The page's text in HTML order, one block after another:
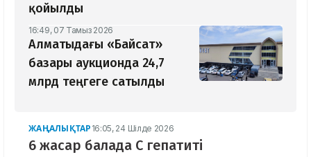
қойылды
16:49, 07 Тамыз 2026
Алматыдағы «Байсат»
базары аукционда 24,7
млрд теңгеге сатылды
ЖАҢАЛЫҚТАР 16:05, 24 Шілде 2026
6 жасар балада С гепатиті